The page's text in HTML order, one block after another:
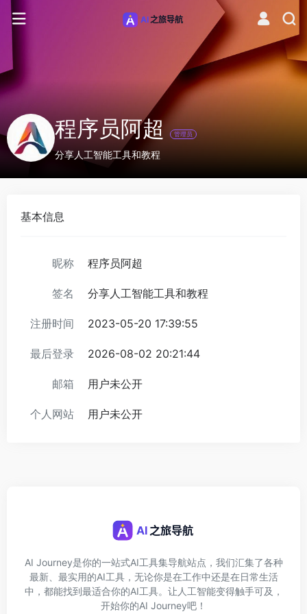
程序员阿超 管理员
分享人工智能工具和教程
基本信息
昵称 程序员阿超
签名 分享人工智能工具和教程
注册时间 2023-05-20 17:39:55
最后登录 2026-08-02 20:21:44
邮箱 用户未公开
个人网站 用户未公开
AI Journey是你的一站式AI工具集导航站点，我们汇集了各种
最新、最实用的AI工具，无论你是在工作中还是在日常生活
中，都能找到最适合你的AI工具。让人工智能变得触手可及，
开始你的AI Journey吧！